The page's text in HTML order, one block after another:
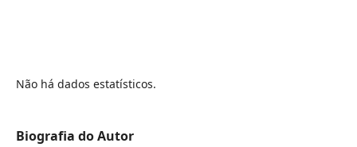
Não há dados estatísticos.
Biografia do Autor